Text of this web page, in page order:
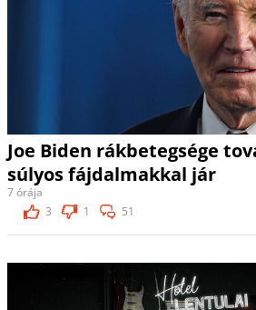
Joe Biden rákbetegsége
súlyos fájdalmakkal jár
7 órája
3
1 51